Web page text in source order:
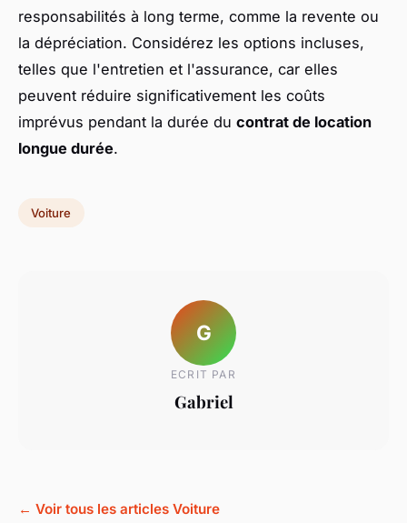
responsabilités à long terme, comme la revente ou
la dépréciation. Considérez les options incluses,
telles que l'entretien et l'assurance, car elles
peuvent réduire significativement les coûts
imprévus pendant la durée du contrat de location
longue durée.
Voiture
G
ECRIT PAR
Gabriel
← Voir tous les articles Voiture